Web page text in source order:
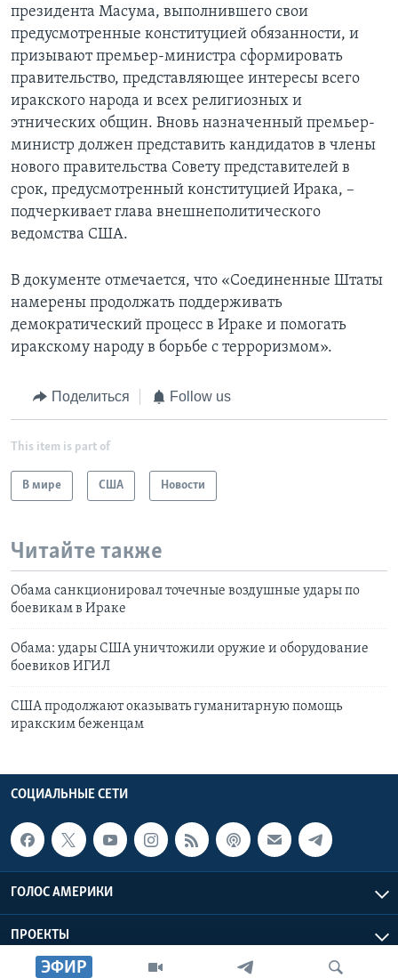
ЭФИР
президента Масума, выполнившего свои
предусмотренные конституцией обязанности, и
призывают премьер-министра сформировать
правительство, представляющее интересы всего
иракского народа и всех религиозных и
этнических общин. Вновь назначенный премьер-
министр должен представить кандидатов в члены
нового правительства Совету представителей в
срок, предусмотренный конституцией Ирака, –
подчеркивает глава внешнеполитического
ведомства США.
В документе отмечается, что «Соединенные Штаты
намерены продолжать поддерживать
демократический процесс в Ираке и помогать
иракскому народу в борьбе с терроризмом».
Поделиться Follow us
This item is part of
В мире США Новости
Читайте также
Обама санкционировал точечные воздушные удары по
боевикам в Ираке
Обама: удары США уничтожили оружие и оборудование
боевиков ИГИЛ
США продолжают оказывать гуманитарную помощь
иракским беженцам
СОЦИАЛЬНЫЕ СЕТИ
ГОЛОС АМЕРИКИ
ПРОЕКТЫ